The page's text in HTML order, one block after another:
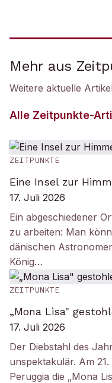
Mehr aus
Weitere aktuelle
Alle Zeitpunkte-
ZEITPUNKTE
Eine Insel zur
17. Juli 2026
Ein abgeschiedener
zu arbeiten: Man
dänischen
König…
ZEITPUNKTE
„Mona Lisa"
17. Juli 2026
Der Diebstahl des
unspektakulär. Am
Peruggia die „Mona